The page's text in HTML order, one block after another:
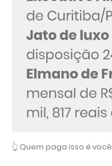
👆 Quem paga isso é você